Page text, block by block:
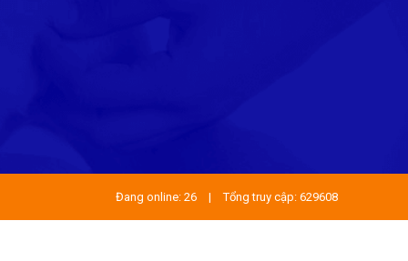
Đang online: 26 | Tổng truy cập: 629608